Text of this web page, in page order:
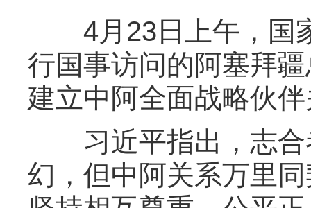
4月23日上午，国家
行国事访问的阿塞拜
建立中阿全面战略伙
习近平指出，志合
幻，但中阿关系万里